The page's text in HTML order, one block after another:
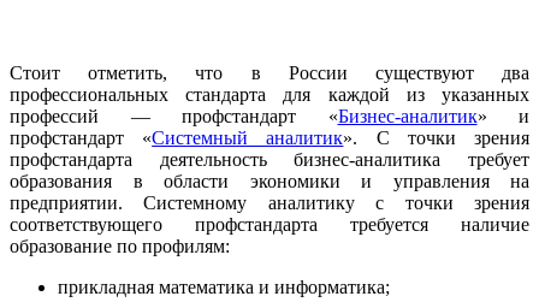
Стоит отметить, что в России существуют два
профессиональных стандарта для каждой из указанных
профессий — профстандарт «Бизнес-аналитик» и
профстандарт «Системный аналитик». С точки зрения
профстандарта деятельность бизнес-аналитика требует
образования в области экономики и управления на
предприятии. Системному аналитику с точки зрения
соответствующего профстандарта требуется наличие
образование по профилям:
прикладная математика и информатика;